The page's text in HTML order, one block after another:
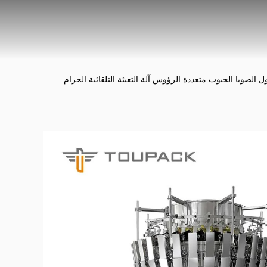
الصويا الحبوب متعددة الرؤوس آلة التعبئة التلقائية الحزام